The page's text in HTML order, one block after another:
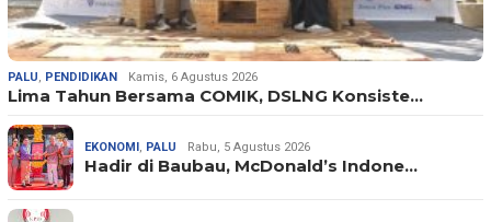
PALU PENDIDIKAN Kamis, 6 Agustus 2026
Lima Tahun Bersama COMIK, DSLNG Konsiste…
EKONOMI PALU Rabu, 5 Agustus 2026
Hadir di Baubau, McDonald’s Indone…